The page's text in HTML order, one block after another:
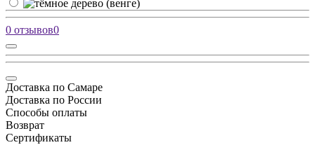
0 отзывов0
Доставка по Самаре
Доставка по России
Способы оплаты
Возврат
Сертификаты